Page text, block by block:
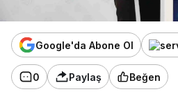
Google'da Abone Ol
0 Paylaş Beğen